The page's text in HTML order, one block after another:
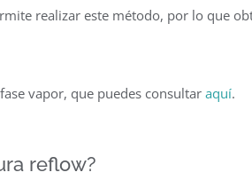
realizar este método, por lo que
vapor, que puedes consultar aquí.
reflow?